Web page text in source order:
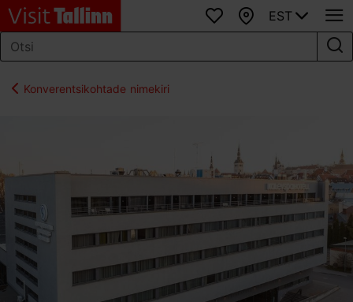
Lemmikud
Kaart
EST
Konverentsikohtade nimekiri